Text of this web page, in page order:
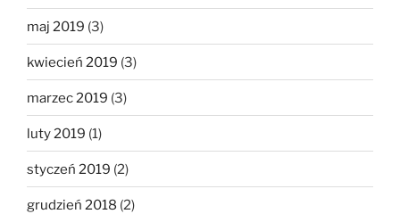
maj 2019 (3)
kwiecień 2019 (3)
marzec 2019 (3)
luty 2019 (1)
styczeń 2019 (2)
grudzień 2018 (2)